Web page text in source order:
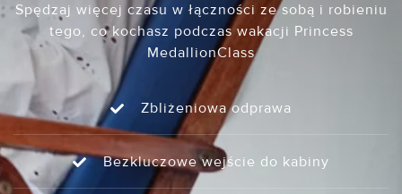
Spędzaj więcej czasu w łączności ze sobą i robieniu
tego, co kochasz podczas wakacji Princess
MedallionClass
Zbliżeniowa odprawa
Bezkluczowe wejście do kabiny